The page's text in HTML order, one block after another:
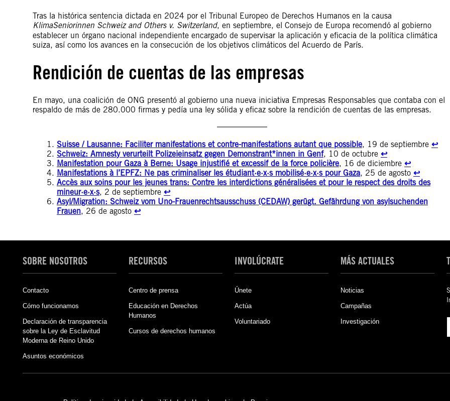
Tras la histórica sentencia dictada en 2024 por el Tribunal Europeo de Derechos Humanos en la causa
KlimaSeniorinnen Schweiz and Others v. Switzerland, en septiembre, el Consejo de Europa recomendó al gobierno
establecer un órgano nacional independiente encargado de supervisar la aplicación y eficacia de la política climática
suiza, así como los avances en la consecución de los objetivos climáticos del Acuerdo de París.
Rendición de cuentas de las empresas
En mayo, una coalición de ONG presentó al gobierno una nueva iniciativa Empresas Responsables que contaba con el
respaldo de más de 280.000 firmas y pedía una ley sólida y eficaz sobre la rendición de cuentas de las empresas.
Suisse / Lausanne: Faciliter manifestations et contre-manifestations autant que possible, 19 de septiembre ↩︎
Schweiz: Amnesty verurteilt Polizeieinsatz gegen Demonstrant*innen in Genf, 10 de octubre ↩︎
Manifestation pour Gaza à Berne: Usage injustifié et excessif de la force policière, 16 de diciembre ↩︎
Manifestations à l’EPFZ: Ne pas criminaliser les étudiant·e·x·s mobilisé·e·x·s pour Gaza, 25 de agosto ↩︎
Accès aux soins pour les jeunes trans: Contre les interdictions généralisées et pour le respect des droits des
mineur·e·x·s, 2 de septiembre ↩︎
Asyl/Migration: Schweiz vom Uno-Frauenrechtsausschuss (CEDAW) gerügt. Gefährdung von asylsuchenden
Frauen, 26 de agosto ↩︎
SOBRE NOSOTROS
Contacto
Cómo funcionamos
Declaración de transparencia
sobre la Ley de Esclavitud
Moderna de Reino Unido
Asuntos económicos
RECURSOS
Centro de prensa
Educación en Derechos
Humanos
Cursos de derechos humanos
INVOLÚCRATE
Únete
Actúa
Voluntariado
MÁS ACTUALES
Noticias
Campañas
Investigación